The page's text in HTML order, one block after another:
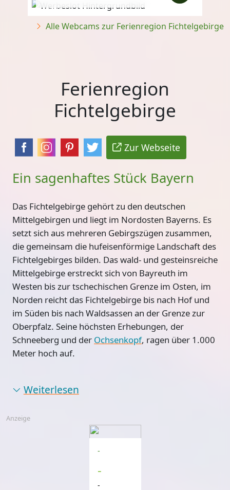
Anzeige
Alle Webcams zur Ferienregion Fichtelgebirge
Ferienregion
Fichtelgebirge
Zur Webseite
Ein sagenhaftes Stück Bayern
Das Fichtelgebirge gehört zu den deutschen
Mittelgebirgen und liegt im Nordosten Bayerns. Es
setzt sich aus mehreren Gebirgszügen zusammen,
die gemeinsam die hufeisenförmige Landschaft des
Fichtelgebirges bilden. Das wald- und gesteinsreiche
Mittelgebirge erstreckt sich von Bayreuth im
Westen bis zur tschechischen Grenze im Osten, im
Norden reicht das Fichtelgebirge bis nach Hof und
im Süden bis nach Waldsassen an der Grenze zur
Oberpfalz. Seine höchsten Erhebungen, der
Schneeberg und der Ochsenkopf, ragen über 1.000
Meter hoch auf.
Weiterlesen
Anzeige
-
-
-